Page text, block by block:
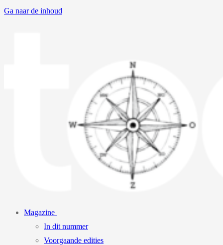
Ga naar de inhoud
Magazine
In dit nummer
Voorgaande edities